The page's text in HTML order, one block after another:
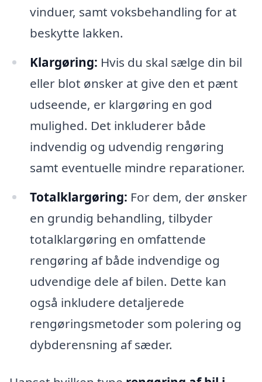
vinduer, samt voksbehandling for at
beskytte lakken.
Klargøring: Hvis du skal sælge din bil
eller blot ønsker at give den et pænt
udseende, er klargøring en god
mulighed. Det inkluderer både
indvendig og udvendig rengøring
samt eventuelle mindre reparationer.
Totalklargøring: For dem, der ønsker
en grundig behandling, tilbyder
totalklargøring en omfattende
rengøring af både indvendige og
udvendige dele af bilen. Dette kan
også inkludere detaljerede
rengøringsmetoder som polering og
dybderensning af sæder.